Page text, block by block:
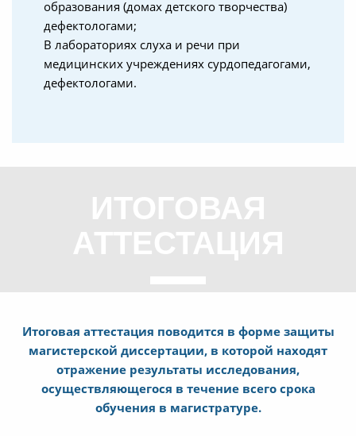
образования (домах детского творчества)
дефектологами;
В лабораториях слуха и речи при
медицинских учреждениях сурдопедагогами,
дефектологами.
ИТОГОВАЯ
АТТЕСТАЦИЯ
Итоговая аттестация поводится в форме защиты
магистерской диссертации, в которой находят
отражение результаты исследования,
осуществляющегося в течение всего срока
обучения в магистратуре.